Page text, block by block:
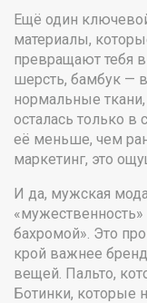
Ещё один
материалы,
превращают тебя
шерсть, бамбук —
нормальные
осталась только
её меньше, чем
маркетинг, это
И да, мужская
«мужественность»
бахромой». Это про
крой важнее
вещей. Пальто,
Ботинки, которые